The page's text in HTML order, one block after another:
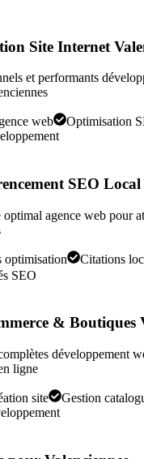
Site Internet
et performants
web
Optimisation
SEO Local
agence web pour
optimisation
Citations
SEO
& Boutiques
développement
ligne
site
Gestion